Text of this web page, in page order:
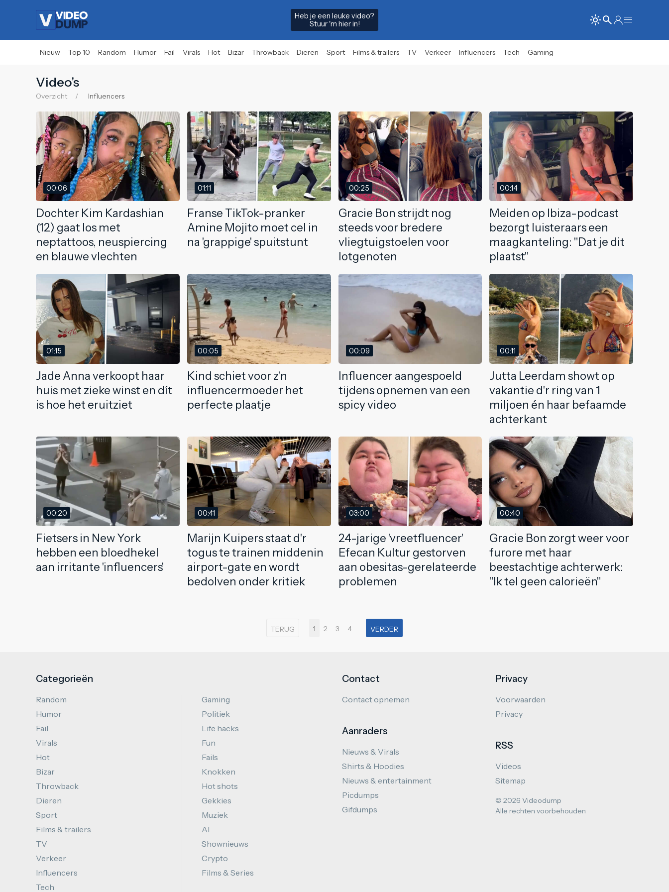
Heb je een leuke video?
Stuur 'm hier in!
Nieuw Top 10 Random Humor Fail Virals Hot Bizar Throwback Dieren Sport Films & trailers TV Verkeer Influencers Tech Gaming
Video's
Overzicht Influencers
00:06
Dochter Kim Kardashian
(12) gaat los met
neptattoos, neuspiercing
en blauwe vlechten
01:11
Franse TikTok-pranker
Amine Mojito moet cel in
na 'grappige' spuitstunt
00:25
Gracie Bon strijdt nog
steeds voor bredere
vliegtuigstoelen voor
lotgenoten
00:14
Meiden op Ibiza-podcast
bezorgt luisteraars een
maagkanteling: "Dat je dit
plaatst"
01:15
Jade Anna verkoopt haar
huis met zieke winst en dít
is hoe het eruitziet
00:05
Kind schiet voor z'n
influencermoeder het
perfecte plaatje
00:09
Influencer aangespoeld
tijdens opnemen van een
spicy video
00:11
Jutta Leerdam showt op
vakantie d'r ring van 1
miljoen én haar befaamde
achterkant
00:20
Fietsers in New York
hebben een bloedhekel
aan irritante 'influencers'
00:41
Marijn Kuipers staat d'r
togus te trainen middenin
airport-gate en wordt
bedolven onder kritiek
03:00
24-jarige 'vreetfluencer'
Efecan Kultur gestorven
aan obesitas-gerelateerde
problemen
00:40
Gracie Bon zorgt weer voor
furore met haar
beestachtige achterwerk:
"Ik tel geen calorieën"
TERUG 1 2 3 4 VERDER
Categorieën
Random
Humor
Fail
Virals
Hot
Bizar
Throwback
Dieren
Sport
Films & trailers
TV
Verkeer
Influencers
Tech
Gaming
Politiek
Life hacks
Fun
Fails
Knokken
Hot shots
Gekkies
Muziek
AI
Shownieuws
Crypto
Films & Series
Contact
Contact opnemen
Aanraders
Nieuws & Virals
Shirts & Hoodies
Nieuws & entertainment
Picdumps
Gifdumps
Privacy
Voorwaarden
Privacy
RSS
Videos
Sitemap
© 2026 Videodump
Alle rechten voorbehouden